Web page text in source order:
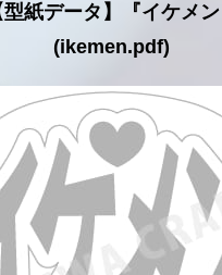
型紙データ】『イケメ
(ikemen.pdf)